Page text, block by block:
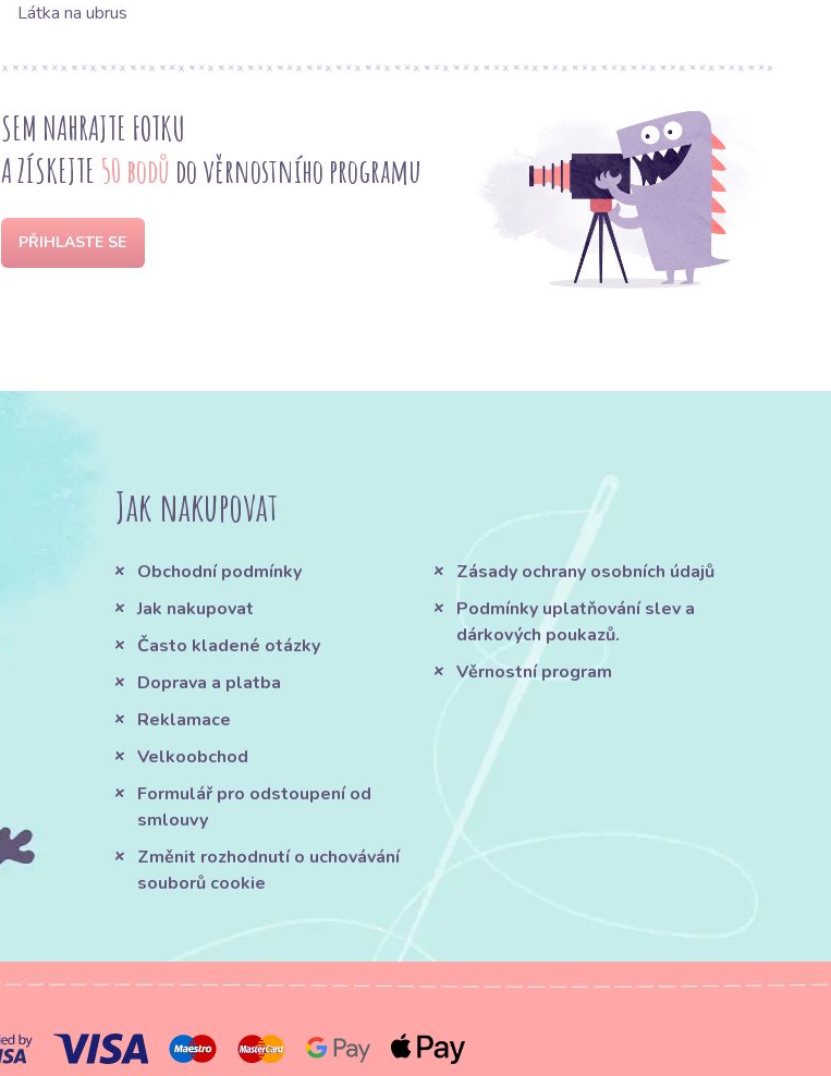
Látka na ubrus
SEM NAHRAJTE FOTKU
A ZÍSKEJTE 50 bodů do věrnostního programu
PŘIHLASTE SE
Jak nakupovat
Obchodní podmínky
Jak nakupovat
Často kladené otázky
Doprava a platba
Reklamace
Velkoobchod
Formulář pro odstoupení od
smlouvy
Změnit rozhodnutí o uchovávání
souborů cookie
Zásady ochrany osobních údajů
Podmínky uplatňování slev a
dárkových poukazů.
Věrnostní program